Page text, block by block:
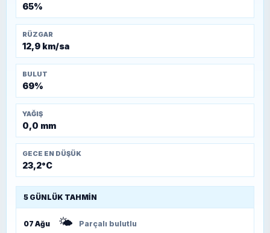
65%
RÜZGAR
12,9 km/sa
BULUT
69%
YAĞIŞ
0,0 mm
GECE EN DÜŞÜK
23,2°C
5 GÜNLÜK TAHMIN
07 Ağu 🌤️ Parçalı bulutlu